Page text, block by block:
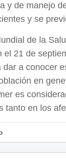
y de manejo
y se
de la
el 21 de
dar a conocer
en
es
tanto en los